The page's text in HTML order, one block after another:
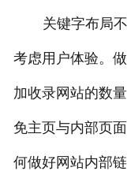
关键字布局
考虑用户体验。
加收录网站的数
免主页与内部页
何做好网站内部